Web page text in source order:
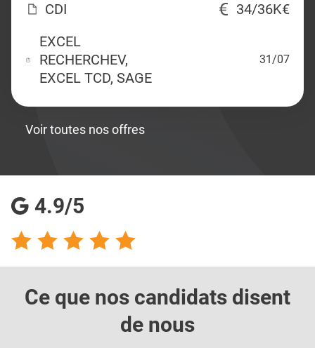
CDI
34/36K€
EXCEL
RECHERCHEV,
EXCEL TCD, SAGE
31/07
Voir toutes nos offres
4.9/5
Ce que nos candidats disent
de nous